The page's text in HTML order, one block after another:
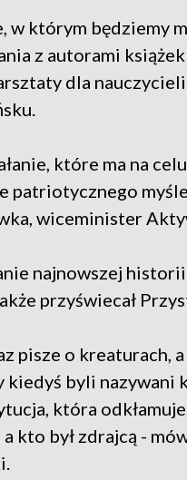
w którym będziemy
z autorami
dla
które ma na
patriotycznego
wiceminister
najnowszej
przyświecał
pisze o kreaturach,
kiedyś byli nazywani
która
a kto był zdrajcą -